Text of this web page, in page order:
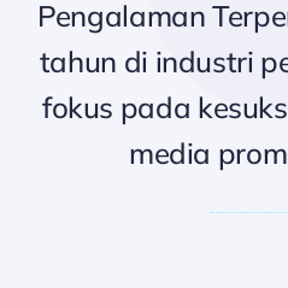
Pengalaman
tahun di industri
fokus pada
media